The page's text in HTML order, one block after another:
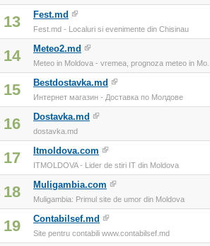
13 Fest.md
Fest.md - Localuri si evenimente din Chisinau
14 Meteo2.md
Meteo in Moldova - vremea, prognoza meteo in Mo...
15 Bestdostavka.md
Интернет магазин - Доставка по Молдове
16 Dostavka.md
dostavka.md
17 Itmoldova.com
ITMOLDOVA - Lider de stiri IT din Moldova
18 Muligambia.com
Muligambia: Primul site de umor din Moldova
19 Contabilsef.md
Site pentru contabili www.contabilsef.md